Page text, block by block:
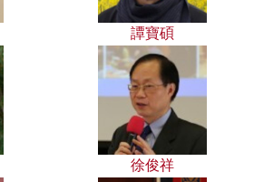
譚寶碩
徐俊祥